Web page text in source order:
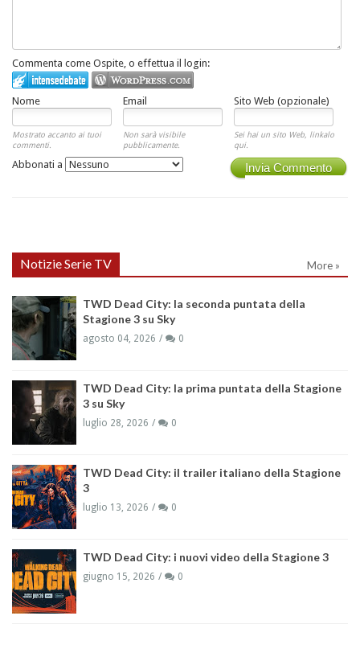
Commenta come Ospite, o effettua il login:
Nome Email Sito Web (opzionale)
Mostrato accanto ai tuoi
commenti.
Non sarà visibile
pubblicamente.
Sei hai un sito Web, linkalo
qui.
Invia Commento
Abbonati a
Notizie Serie TV More »
TWD Dead City: la seconda puntata della
Stagione 3 su Sky
agosto 04, 2026 0
TWD Dead City: la prima puntata della Stagione
3 su Sky
luglio 28, 2026 0
TWD Dead City: il trailer italiano della Stagione
3
luglio 13, 2026 0
TWD Dead City: i nuovi video della Stagione 3
giugno 15, 2026 0